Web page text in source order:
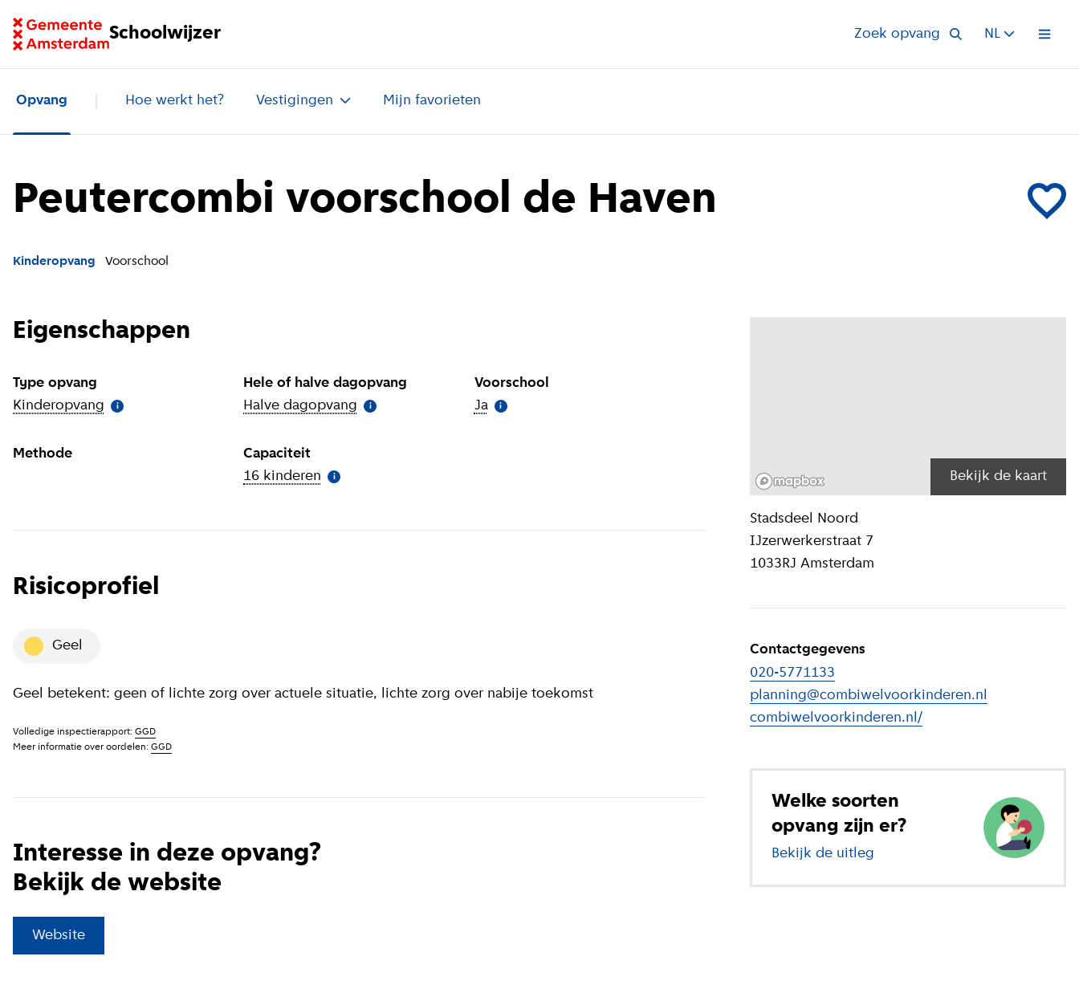
Schoolwijzer
Ga naar homepage van Schoolwijzer Zoek opvang NL Open
Opvang Hoe werkt het? Vestigingen Mijn favorieten
Voeg
Peutercombi voorschool de Haven
Kinderopvang Voorschool
Bekijk de kaart
Stadsdeel Noord
IJzerwerkerstraat 7
1033RJ Amsterdam
Contactgegevens
020-5771133
planning@combiwelvoorkinderen.nl
combiwelvoorkinderen.nl/
Welke soorten
opvang zijn er?
Bekijk de uitleg over verschillende soorten
Eigenschappen
Type opvang
Kinderopvang Meer informatie
i
Hele of halve dagopvang
Halve dagopvang Meer informatie
i
Voorschool
Ja( Meer informatie
i
Methode
Capaciteit
16 kinderen Meer informatie
i
Risicoprofiel
geel
Geel betekent: geen of lichte zorg over actuele situatie, lichte zorg over nabije toekomst
Volledige inspectierapport: GGD
Meer informatie over oordelen: GGD
Interesse in deze opvang?
Bekijk de website
Website